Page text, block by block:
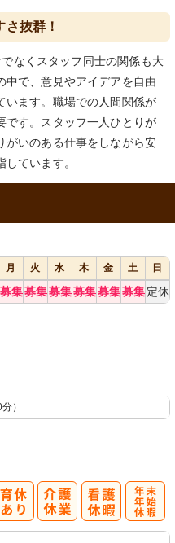
抜群！
なくスタッフ同士の関係も大
中で、意見やアイデアを自由
います。職場での人間関係が
です。スタッフ一人ひとりが
がいのある仕事をしながら安
ています。
月 火 水 木 金 土
日
募集募集募集募集募集募集 定休
）